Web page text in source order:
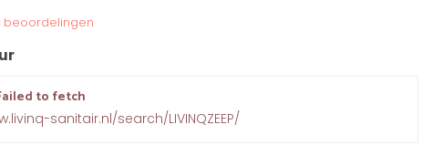
beoordelingen
to fetch
sanitair.nl/search/LIVINQZEEP/